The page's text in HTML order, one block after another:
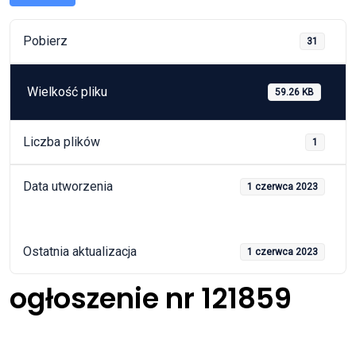
Pobierz 31
Wielkość pliku 59.26 KB
Liczba plików 1
Data utworzenia 1 czerwca 2023
Ostatnia aktualizacja 1 czerwca 2023
ogłoszenie nr 121859